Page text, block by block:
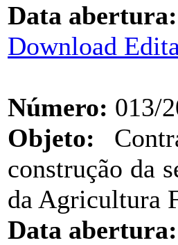
Data abertura:
Download
Número: 013/
Objeto:
construção da
da Agricultura
Data abertura: